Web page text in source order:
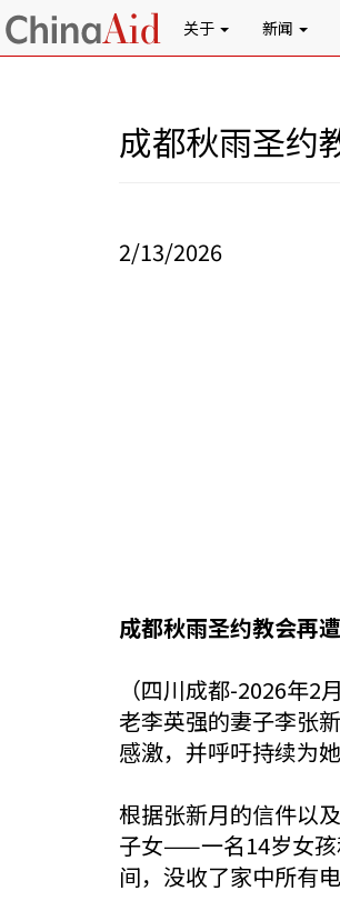
关于 新闻
成都秋雨圣约
2/13/2026
成都秋雨圣约教会再
（四川成都-2026年
老李英强的妻子李张
感激，并呼吁持续为
根据张新月的信件以
子女——一名14岁女孩
间，没收了家中所有